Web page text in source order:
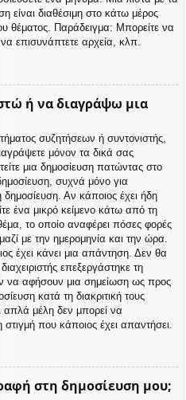
είναι διαθέσιμη στο κάτω μέρος
θέματος. Παράδειγμα: Μπορείτε να
επισυνάπτετε αρχεία, κλπ.
ή να διαγράψω μια
συζητήσεων ή συντονιστής,
μόνον τα δικά σας
μια δημοσίευση πατώντας στο
συχνά μόνο για
δημοσίευση. Αν κάποιος έχει ήδη
ένα μικρό κείμενο κάτω από τη
το οποίο αναφέρει πόσες φορές
με την ημερομηνία και την ώρα.
έχει κάνει μια απάντηση. Δεν θα
επεξεργάστηκε τη
να αφήσουν μια σημείωση ως προς
κατά τη διακριτική τους
απλά μέλη δεν μπορεί να
που κάποιος έχει απαντήσει.
στη δημοσίευση μου;